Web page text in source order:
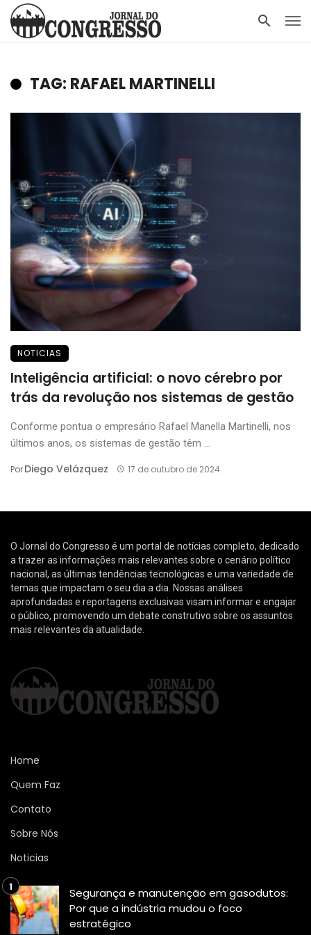
TAG: RAFAEL MARTINELLI
NOTICIAS
Inteligência artificial: o novo cérebro por
trás da revolução nos sistemas de gestão
Conforme pontua o empresário Rafael Manella Martinelli, nos
últimos anos, os sistemas de gestão têm ...
PorDiego Velázquez 17 de outubro de 2024
O Jornal do Congresso é um portal de notícias completo, dedicado
a trazer as informações mais relevantes sobre o cenário político
nacional, as últimas tendências tecnológicas e uma variedade de
temas que impactam o seu dia a dia. Nossas análises
aprofundadas e reportagens exclusivas visam informar e engajar
o público, promovendo um debate construtivo sobre os assuntos
mais relevantes da atualidade.
Home
Quem Faz
Contato
Sobre Nós
Noticias
Segurança e manutenção em gasodutos:
Por que a indústria mudou o foco
estratégico